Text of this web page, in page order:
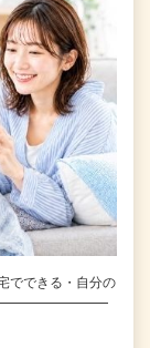
でできる・自分の